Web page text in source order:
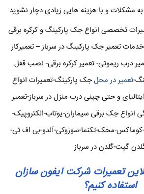
به مشکلات و با هزینه هایی زیادی دچار نشوید
تخصصی انواع جک پارکینگ و کرکره برقی
تعمیر جک پارکینگ در سرباز – تعمیرکار
درب ریموتی- تعمیر کرکره برقی- نصب قفل
تعمیر در محلجک پارکینگ-تعمیرات انواع
و حتی چینی درب منزل در سرباز-تعمیر
انواع جک برقی سیماران-یوتاب-الکتروپیک-
کوماکس-محک-تکنما-سوزوکی-آلدو-بی اف تی-
گیت-گلدن در سرباز
تعمیرات شرکت آیفون سازان
استفاده کنیم؟